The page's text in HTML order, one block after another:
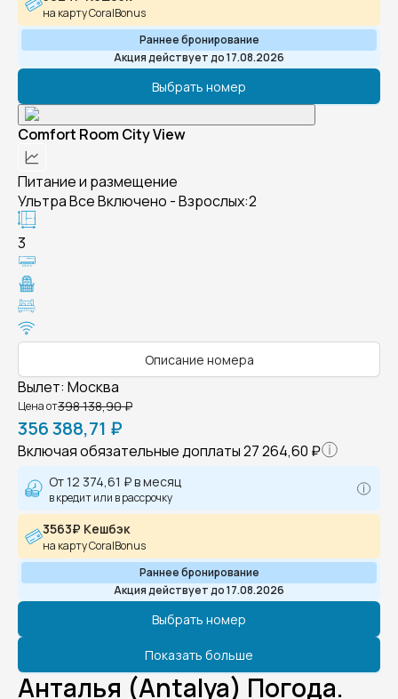
на карту CoralBonus
Раннее бронирование
Акция действует до 17.08.2026
Выбрать номер
Comfort Room City View
Питание и размещение
Ультра Все Включено - Взрослых:2
3
Описание номера
Вылет: Москва
Цена от398 138,90 ₽
356 388,71 ₽
Включая обязательные доплаты27 264,60 ₽
От12 374,61 ₽в месяц
в кредит или в рассрочку
3563₽ Кешбэк
на карту CoralBonus
Раннее бронирование
Акция действует до 17.08.2026
Выбрать номер
Показать больше
Анталья (Antalya) Погода.